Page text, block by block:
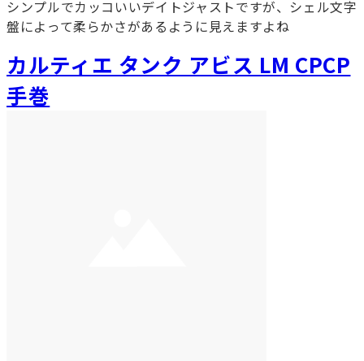
シンプルでカッコいいデイトジャストですが、シェル文字
盤によって柔らかさがあるように見えますよね
カルティエ タンク アビス LM CPCP
手巻